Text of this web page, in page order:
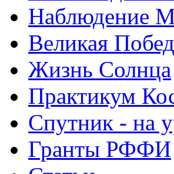
Наблюдение
Великая
Жизнь Солнца
Практикум
Спутник - на
Гранты РФФИ